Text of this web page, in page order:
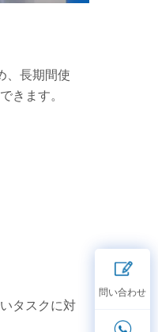
、長期間使
きます。
タスクに対